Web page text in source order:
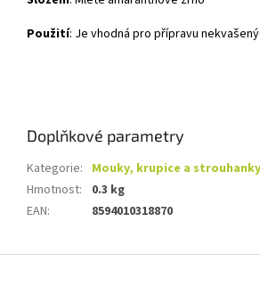
Použití: Je vhodná pro přípravu
Doplňkové parametry
Kategorie: Mouky, krupice a strouhanky
Hmotnost:
0.3 kg
EAN: 8594010318870